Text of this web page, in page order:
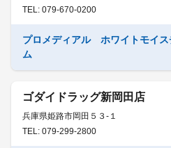
TEL: 079-670-0200
プロメディアル ホワイトモイス
ム
ゴダイドラッグ新岡田店
兵庫県姫路市岡田５３-１
TEL: 079-299-2800